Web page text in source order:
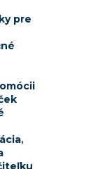
pre
,